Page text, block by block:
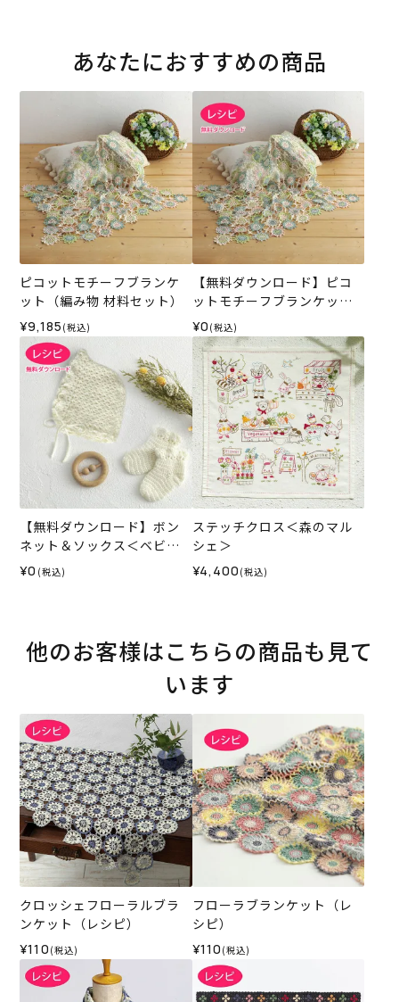
あなたにおすすめの商品
ピコットモチーフブランケ
ット（編み物 材料セット）
¥9,185 (税込)
【無料ダウンロード】ピコ
ットモチーフブランケット
（レシピ）
¥0 (税込)
【無料ダウンロード】ボン
ネット＆ソックス＜ベビー
パレット＞（レシピ）
¥0 (税込)
ステッチクロス＜森のマル
シェ＞
¥4,400 (税込)
他のお客様はこちらの商品も見て
います
クロッシェフローラルブラ
ンケット（レシピ）
¥110 (税込)
フローラブランケット（レ
シピ）
¥110 (税込)